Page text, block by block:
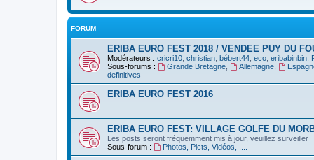
FORUM
ERIBA EURO FEST 2018 / VENDEE PUY DU
Modérateurs : cricri10 christian bébert44 eco eribabinbin
Sous-forums :
Grande Bretagne, Allemagne,
definitives
ERIBA EURO FEST 2016
ERIBA EURO FEST: VILLAGE GOLFE DU
Les posts seront fréquemment mis à jour, veuillez surveiller
Sous-forum :
Photos, Picts, Vidéos, ....